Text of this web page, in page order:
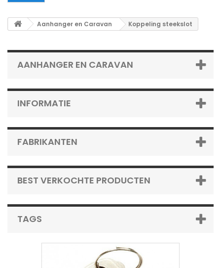
Aanhanger en Caravan Koppeling steekslot
AANHANGER EN CARAVAN
INFORMATIE
FABRIKANTEN
BEST VERKOCHTE PRODUCTEN
TAGS